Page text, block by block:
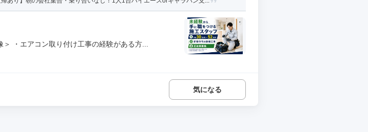
・エアコン取り付け工事の経験がある方...
気になる